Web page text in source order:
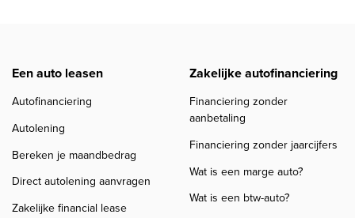
Een auto leasen
Autofinanciering
Autolening
Bereken je maandbedrag
Direct autolening aanvragen
Zakelijke financial lease
Zakelijke autofinanciering
Financiering zonder
aanbetaling
Financiering zonder jaarcijfers
Wat is een marge auto?
Wat is een btw-auto?